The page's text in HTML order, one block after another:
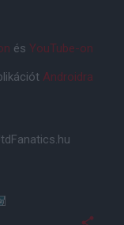
és YouTube-on
Androidra